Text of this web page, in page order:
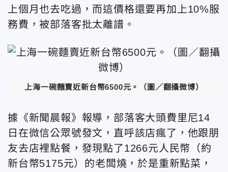
上個月也去吃過，而這價格還要再加上10%服
務費，被部落客批太離譜。
上海一碗麵賣近新台幣6500元。（圖／翻攝微博）
據《新聞晨報》報導，部落客大頭費里尼14
日在微信公眾號發文，直呼該店瘋了，他跟朋
友去店裡點餐，發現點了1266元人民幣（約
新台幣5175元）的老闆燒， 於是重新點菜，